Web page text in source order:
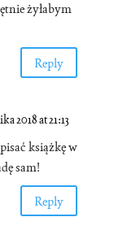
żyłabym
Reply
2018 at 21:13
książkę w
sam!
Reply